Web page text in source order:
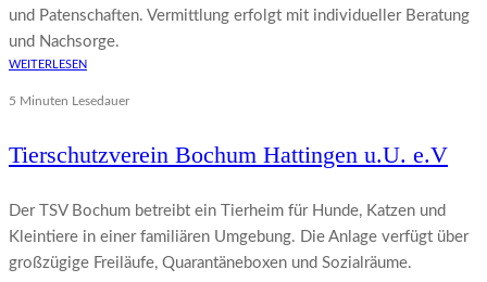
und Patenschaften. Vermittlung erfolgt mit individueller Beratung
und Nachsorge.
WEITERLESEN
5 Minuten Lesedauer
Tierschutzverein Bochum Hattingen u.U. e.V
Der TSV Bochum betreibt ein Tierheim für Hunde, Katzen und
Kleintiere in einer familiären Umgebung. Die Anlage verfügt über
großzügige Freiläufe, Quarantäneboxen und Sozialräume.